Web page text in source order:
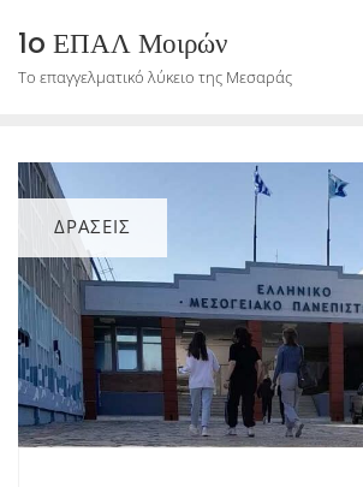
content
1o ΕΠΑΛ Μοιρών
Το επαγγελματικό λύκειο της Μεσαράς
ΔΡΑΣΕΙΣ